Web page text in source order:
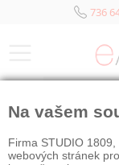
736
Na vašem
Firma STUDIO
webových stránek